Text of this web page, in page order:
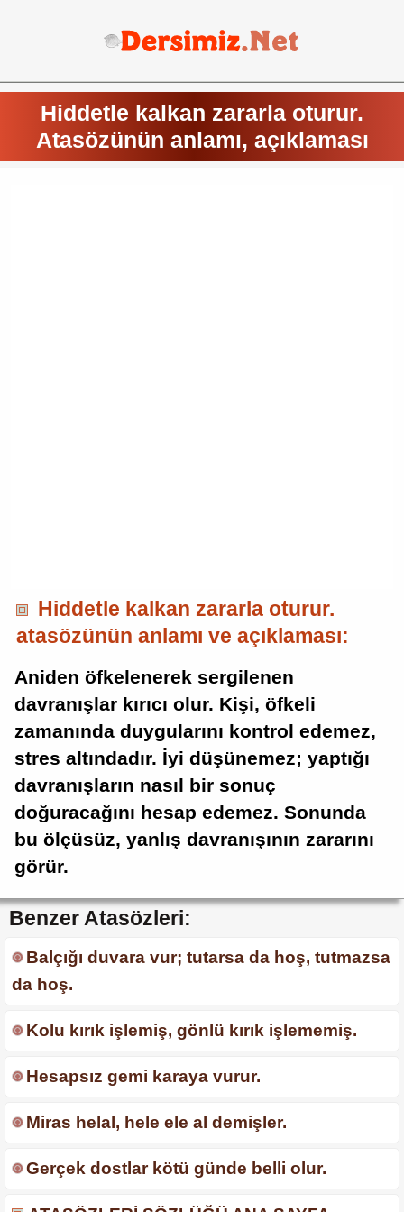
Hiddetle kalkan zararla oturur.
Atasözünün anlamı, açıklaması
Hiddetle kalkan zararla oturur.
atasözünün anlamı ve açıklaması:
Aniden öfkelenerek sergilenen
davranışlar kırıcı olur. Kişi, öfkeli
zamanında duygularını kontrol edemez,
stres altındadır. İyi düşünemez; yaptığı
davranışların nasıl bir sonuç
doğuracağını hesap edemez. Sonunda
bu ölçüsüz, yanlış davranışının zararını
görür.
Benzer Atasözleri:
Balçığı duvara vur; tutarsa da hoş, tutmazsa
da hoş.
Kolu kırık işlemiş, gönlü kırık işlememiş.
Hesapsız gemi karaya vurur.
Miras helal, hele ele al demişler.
Gerçek dostlar kötü günde belli olur.